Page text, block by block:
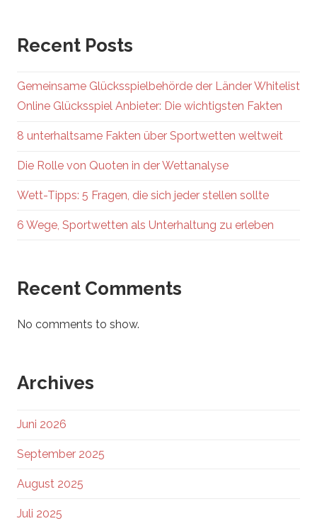
Recent Posts
Gemeinsame Glücksspielbehörde der Länder Whitelist
Online Glücksspiel Anbieter: Die wichtigsten Fakten
8 unterhaltsame Fakten über Sportwetten weltweit
Die Rolle von Quoten in der Wettanalyse
Wett-Tipps: 5 Fragen, die sich jeder stellen sollte
6 Wege, Sportwetten als Unterhaltung zu erleben
Recent Comments
No comments to show.
Archives
Juni 2026
September 2025
August 2025
Juli 2025